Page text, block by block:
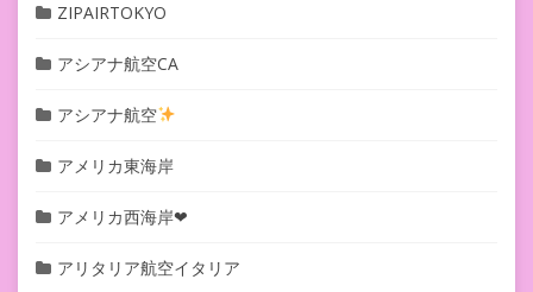
ZIPAIRTOKYO
アシアナ航空CA
アシアナ航空
アメリカ東海岸
アメリカ西海岸❤︎
アリタリア航空イタリア